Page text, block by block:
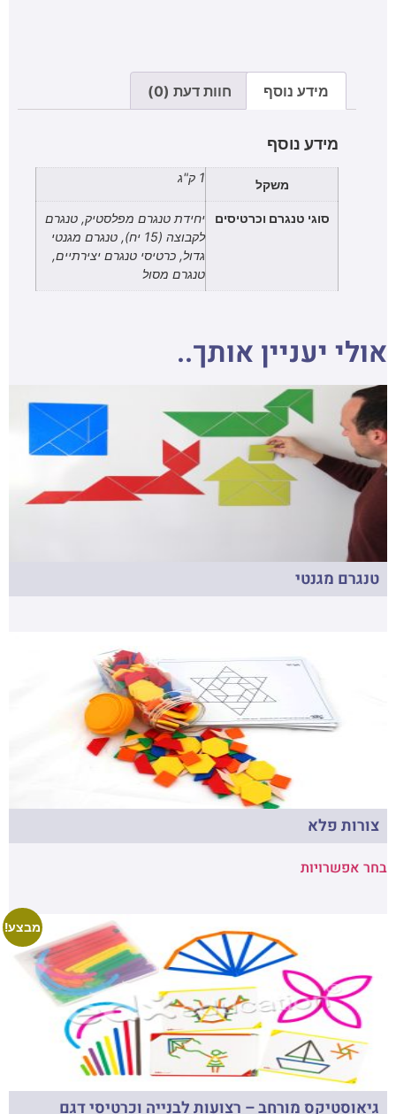
מידע נוסף חוות דעת (0)
מידע נוסף
משקל 1 ק"ג
סוגי טנגרם וכרטיסים
יחידת טנגרם מפלסטיק, טנגרם
לקבוצה (15 יח), טנגרם מגנטי
גדול, כרטיסי טנגרם יצירתיים,
טנגרם מסול
אולי יעניין אותך..
טנגרם מגנטי
צורות פלא
בחר אפשרויות
מבצע!
גיאוסטיקס מורחב – רצועות לבנייה וכרטיסי דגם